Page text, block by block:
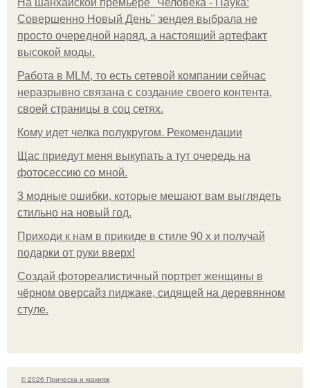
На шанхайской премьере "Человека - Паука:
Совершенно Новый День" зендея выбрала не
просто очередной наряд, а настоящий артефакт
высокой моды.
Работа в MLM, то есть сетевой компании сейчас
неразрывно связана с создание своего контента,
своей страницы в соц сетях.
Кому идет челка полукругом. Рекомендации
Щас приедут меня выкупать а тут очередь на
фотосессию со мной.
3 модные ошибки, которые мешают вам выглядеть
стильно на новый год.
Приходи к нам в прикиде в стиле 90 х и получай
подарки от руки вверх!
Создай фотореалистичный портрет женщины в
чёрном оверсайз пиджаке, сидящей на деревянном
стуле.
© 2026 Прическа и макияж